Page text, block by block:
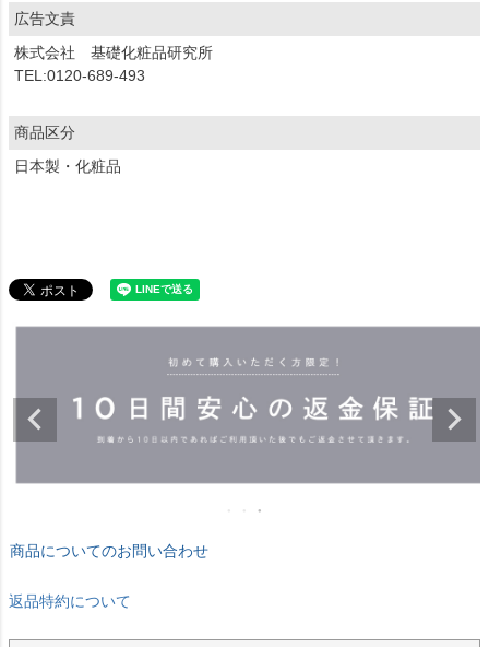
広告文責
株式会社 基礎化粧品研究所
TEL:0120-689-493
商品区分
日本製・化粧品
商品についてのお問い合わせ